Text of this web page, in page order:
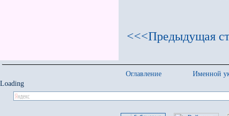
<<<Предыдущая
Оглавление
Именной
Loading